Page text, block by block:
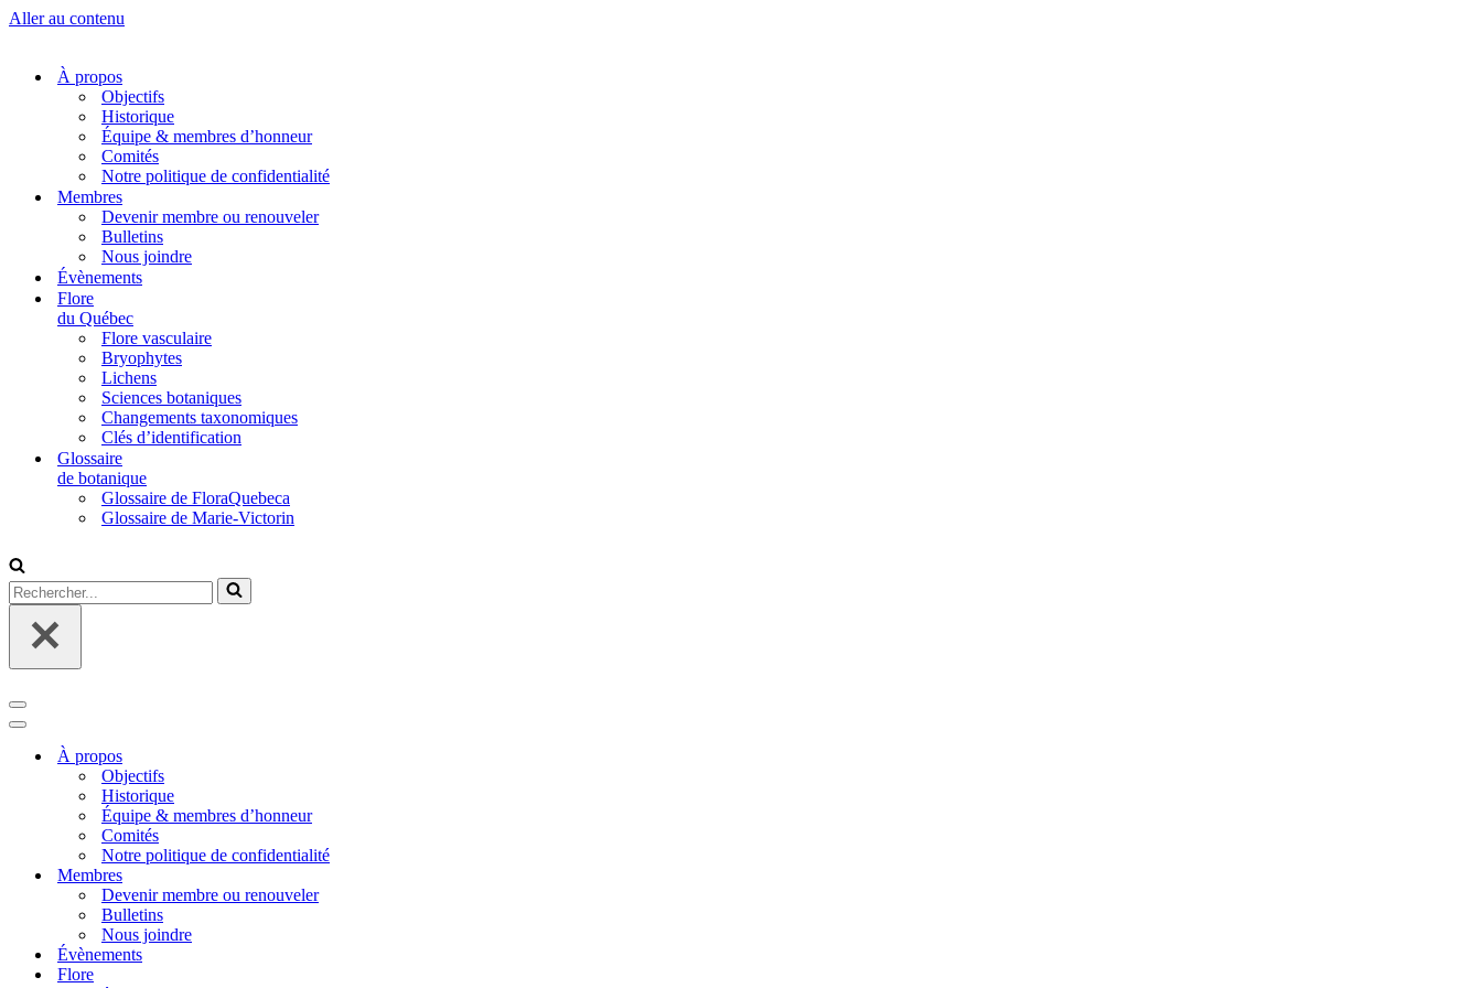
Aller au contenu
À propos
Objectifs
Historique
Équipe & membres d’honneur
Comités
Notre politique de confidentialité
Membres
Devenir membre ou renouveler
Bulletins
Nous joindre
Évènements
Flore
du Québec
Flore vasculaire
Bryophytes
Lichens
Sciences botaniques
Changements taxonomiques
Clés d’identification
Glossaire
de botanique
Glossaire de FloraQuebeca
Glossaire de Marie-Victorin
Rechercher...
Menu
de
navigation
Menu
navigationÀ propos
Objectifs
Historique
Équipe & membres d’honneur
Comités
Notre politique de confidentialité
Membres
Devenir membre ou renouveler
Bulletins
Nous joindre
Évènements
Flore